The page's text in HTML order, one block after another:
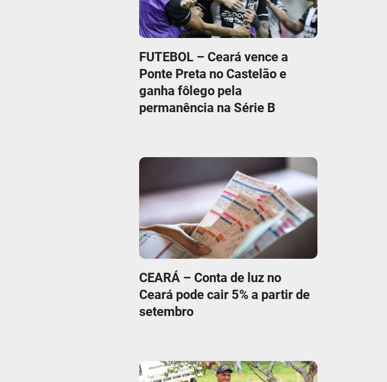
FUTEBOL – Ceará vence a
Ponte Preta no Castelão e
ganha fôlego pela
permanência na Série B
CEARÁ – Conta de luz no
Ceará pode cair 5% a partir de
setembro